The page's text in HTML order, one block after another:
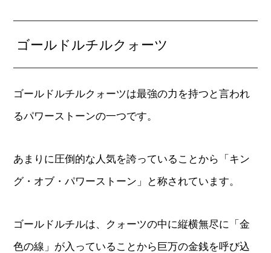
ゴールドルチルクォーツ
ゴールドルチルクォーツは最強の力を持つと言われ
るパワーストーンの一つです。
あまりに圧倒的な人気を誇っていることから「キン
グ・オブ・パワーストーン」と称されています。
ゴールドルチルは、クォーツの中に縦横無尽に「金
色の線」が入っていることから巨万の金銭を呼び込